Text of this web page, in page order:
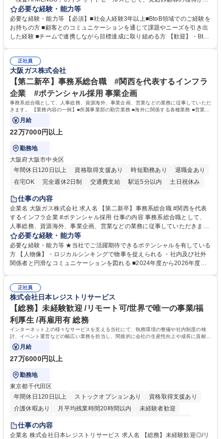
商談機会の創出までを担っていただきます。マーケティングとフィールド
セールスをつなぐ役割として、 適切なタイミングで顧客とコミュニケーシ
ョンを取りながら、受注につながる商談機会の最大化を目指します。 【具
体的な仕事内容】 リードへの電話・メールによるアプローチ/リードナー
実行/フィールドセールスへの案件連携 募集職種 ★【未経験歓迎】AIで製
造業の未来を変えるインサイドセールス
必要な経験・能力等
必要な経験・能力等 【必須】■社会人経験3年以上■BtoB領域でのご経験を
お持ちの方 ■顧客とのコミュニケーションを通じて課題やニーズを引き出
した経験 ■チームで連携しながら目標達成に取り組める方 【歓迎】・BtoB
企画・実行経験 ・CRM・リードナーチャリングに関する知見 ・データを
もとに営業プロセスを改善した経験 学歴・資格 学歴：大学院 大学 高専 短
大 専修学校 高校 語学力： 資格：
正社員
大阪ガス株式会社
【第二新卒】事務系総合職 #関西を代表するインフラ
企業 #ポテンシャル採用 事業企画
事務系総合職として、人事総務、資源海外、事業企画、営業などの業務に従事していただ
きます。 【業務内容の一例】■所属事業部の勤労業務 ■海外に関係する各種業務 ■営業部
門の企画スタッフ、ルート営業
月給
22万7000円以上
勤務地
大阪府大阪市中央区
年間休日120日以上
資格取得支援あり 時短勤務あり
退職金あり
在宅OK
完全週休2日制 交通費支給 駅近5分以内
土日祝休み
服装自由
第二新卒歓迎
仕事の内容
企業名 大阪ガス株式会社 求人名 【第二新卒】事務系総合職 #関西を代表
するインフラ企業 #ポテンシャル採用 仕事の内容 事務系総合職として、
人事総務、資源海外、事業企画、営業などの業務に従事していただきま
す。 【業務内容の一例】■所属事業部の勤労業務 ■海外に関係する各種業
務 ■営業部門の企画スタッフ、ルート営業 【キャリアパス】入社後の配属
ポジションで一定期間ご活躍頂いた後、本人の適性及び将来のキャリアを
鑑みてジョブローテーションを行います。 【育成】OJTでの現場育成や研
表するインフラ企業 #ポテンシャル採用
必要な経験・能力等
必要な経験・能力等 ★当社でご活躍期待できるポテンシャルを有している
方 【人物像】・ロジカルシンキングで物事を捉えられる ・社内及び社外
関係者と円滑なコミュニケーションを図れる ■2024年度から2026年度ま
72.html ■エネルギーセキュリティの不安定化や気候変動による自然災害の
甚大化など、これまで以上に社会課題解決の重要性が高まっています。
「未来の日常」の創造に向けて持続可能な社会の実現に貢献してまいりま
す。 学歴・資格 学歴：大学院 大学 語学力： 資格：
正社員
株式会社日本レジストリサービス
【総務】未経験歓迎 /リモート可/世界で唯一の事業/福
利厚生 /再雇用有 総務
インターネット上の様々なサービスを支える当社にて、執務環境の整備や社内制度の検
討、イベント運営などの幅広い業務を担当し、間接的に会社の生産性向上や成長に貢献し
ている部署です。
月給
27万6000円以上
勤務地
東京都千代田区
年間休日120日以上
ストックオプションあり
資格取得支援あり
介護休暇あり
月平均残業時間20時間以内
未経験者歓迎
住宅手当あり
完全週休2日制
交通費支給 駅近5分以内 土日祝休み 服装自由
仕事の内容
企業名 株式会社日本レジストリサービス 求人名 【総務】未経験歓迎◎/リ